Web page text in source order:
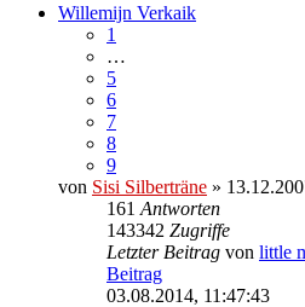
Willemijn Verkaik
1
…
5
6
7
8
9
von Sisi Silberträne »
161 Antworten
143342 Zugriffe
Letzter Beitrag von little
Beitrag
03.08.2014, 11:47:43